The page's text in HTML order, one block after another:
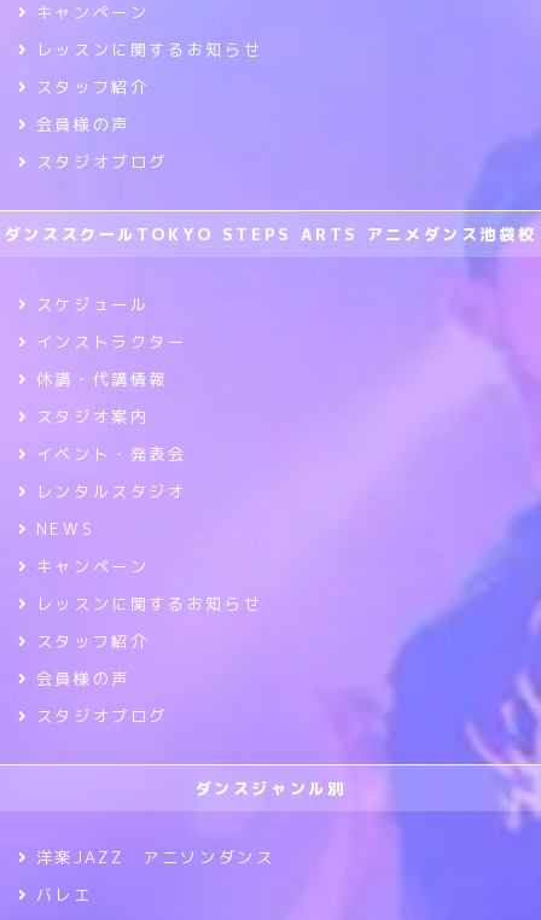
キャンペーン
レッスンに関するお知らせ
スタッフ紹介
会員様の声
スタジオブログ
ダンススクールTOKYO STEPS ARTS アニメダンス池袋校
スケジュール
インストラクター
休講・代講情報
スタジオ案内
イベント・発表会
レンタルスタジオ
NEWS
キャンペーン
レッスンに関するお知らせ
スタッフ紹介
会員様の声
スタジオブログ
ダンスジャンル別
洋楽JAZZ アニソンダンス
バレエ